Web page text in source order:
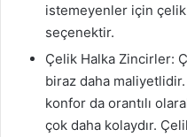
istemeyenler için
seçenektir.
Çelik Halka Zincirler:
biraz daha
konfor da orantılı
çok daha kolaydır.